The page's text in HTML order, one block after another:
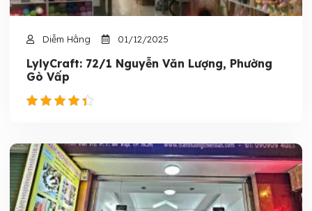
Diễm Hằng 01/12/2025
LylyCraft: 72/1 Nguyễn Văn Lượng, Phường
Gò Vấp